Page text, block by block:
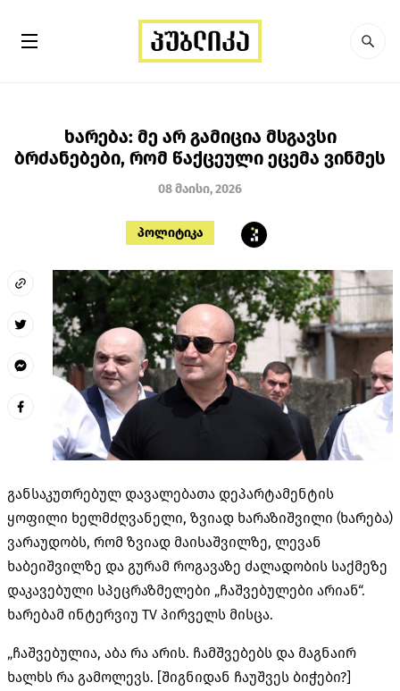
ხარება: მე არ გამიცია მსგავსი
ბრძანებები, რომ წაქცეული ეცემა ვინმეს
08 მაისი, 2026
პოლიტიკა
განსაკუთრებულ დავალებათა დეპარტამენტის
ყოფილი ხელმძღვანელი, ზვიად ხარაზიშვილი (ხარება)
ვარაუდობს, რომ ზვიად მაისაშვილზე, ლევან
ხაბეიშვილზე და გურამ როგავაზე ძალადობის საქმეზე
დაკავებული სპეცრაზმელები „ჩაშვებულები არიან“.
ხარებამ ინტერვიუ TV პირველს მისცა.
„ჩაშვებულია, აბა რა არის. ჩამშვებებს და მაგნაირ
ხალხს რა გამოლევს. [შიგნიდან ჩაუშვეს ბიჭები?]